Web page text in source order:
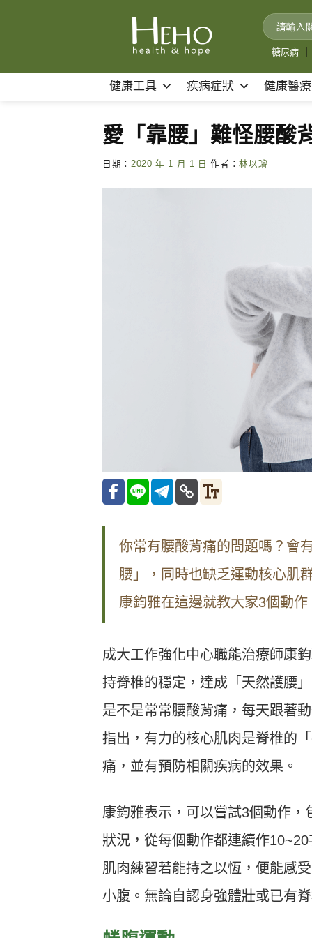
糖尿病
健康工具 疾病症狀 健康醫療
愛「靠腰」難怪腰酸
日期： 2020 年 1 月 1 日 作者：林以璿
你常有腰酸背痛的問題嗎？會
腰」，同時也缺乏運動核心肌
康鈞雅在這邊就教大家3個動
成大工作強化中心職能治療師康
持脊椎的穩定，達成「天然護腰
是不是常常腰酸背痛，每天跟著
指出，有力的核心肌肉是脊椎的
痛，並有預防相關疾病的效果。
康鈞雅表示，可以嘗試3個動作
狀況，從每個動作都連續作
肌肉練習若能持之以恆，便能感
小腹。無論自認身強體壯或已有